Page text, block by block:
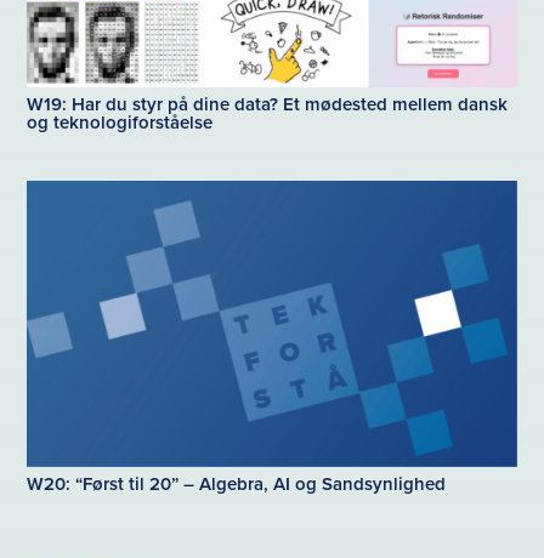
W19: Har du styr på dine data? Et mødested mellem dansk
og teknologiforståelse
W20: “Først til 20” – Algebra, AI og Sandsynlighed